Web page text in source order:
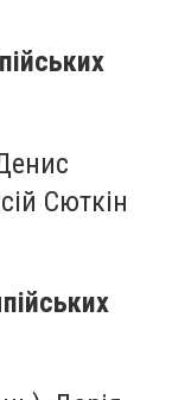
Сюткін